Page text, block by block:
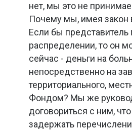
нет, мы это не
Почему мы, имея закон
Если бы
распределении, то он
сейчас - деньги на
непосредственно на
территориального,
Фондом? Мы же
договориться с ним,
задержать